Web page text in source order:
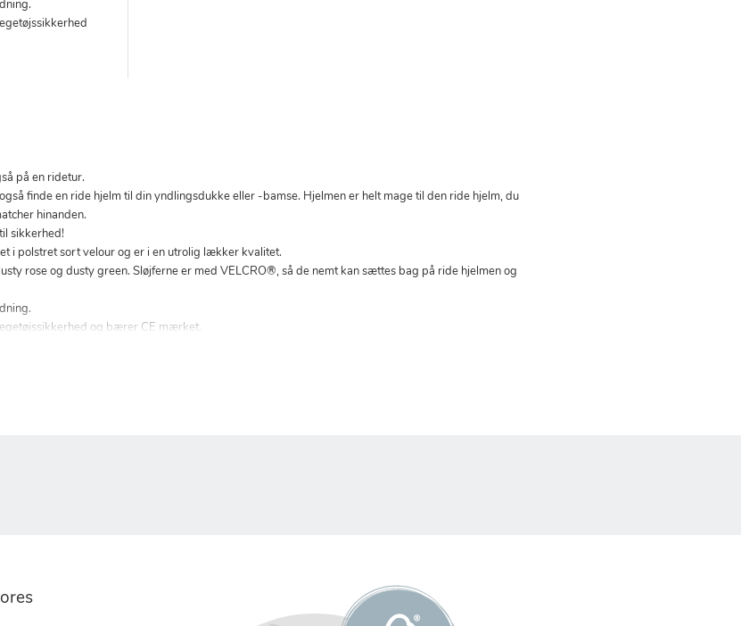
på en ridetur.
finde en ride hjelm til din yndlingsdukke eller -bamse. Hjelmen er helt mage til den ride hjelm, du
hinanden.
sikkerhed!
i polstret sort velour og er i en utrolig lækker kvalitet.
rose og dusty green. Sløjferne er med VELCRO®, så de nemt kan sættes bag på ride hjelmen og
og bærer CE mærket.